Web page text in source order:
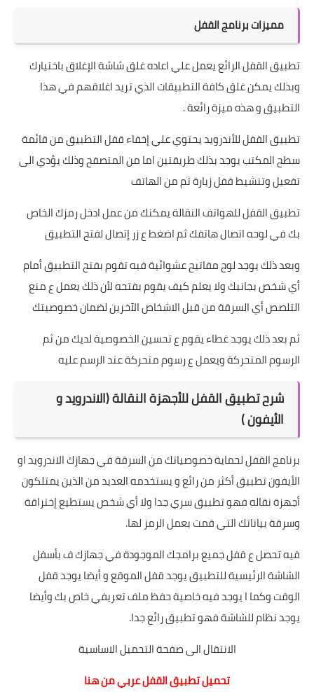
مميزات برنامج القفل
تطبيق القفل الرائع يعمل علي اعاده غلق شاشة الإغلاق باختيارك
وبذلك يمكن غلق كافة التطبيقات الذي تريد اغلاقهم في هذا
التطبيق و هذه ميزة رائعة .
تطبيق القفل للأندرويد يحتوي علي إخفاء قفل التطبيق من قائمة
سطح المكتب يوجد بذلك طريقتين اما من المتصفح وذلك يؤدي الى
تفعيل وتنشيط قفل زيارة ثم من الهاتف
تطبيق القفل للهواتف النقالة يمكنك من عمل ادخل رمزك الخاص
بك في لوحه اتصال هاتفك ثم اضغط ع زر إتصال لفتح التطبيق
وبعد ذلك يوجد لوح مفاتيح عشوائية فبه تقوم بفتح التطبيق أمام
أي شخص بجانبك ولا يعلم كيف يقوم بفتحه لأن ذلك يعمل ع منع
التلصص أي السرقة من قبل الاشخاص الآخرين لضمان خصوصيتك
ثم بعد ذلك يوجد غطاء يقوم ع تحسين الخصوصية لديك من ثم
الرسوم المتحركة ويعمل ع رسوم متحركة عند الرسم عليه
شرح تطبيق القفل للأجهزة النقالة (الاندرويد و
الأيفون )
برنامج القفل لحماية خصوصياتك من السرقة في جهازك الاندرويد او
الأيفون تطبيق أكثر من رائع و يستخدمه العديد من الذين يمتلكون
أجهزة نقاله فهو تطبيق سري جدا ولا أي شخص يستطيع إختراقة
وسرقة بياناتك التي قمت بعمل الرمز لها.
فيه تحصل ع قفل جميع برامجك الموجودة في جهازك ف بأسفل
الشاشة الرئيسية للتطبيق يوجد قفل الموقع و أيضا يوجد قفل
الوقت وكما ا يوجد فيه خاصية حفظ ملف تعريفي خاص بك وأيضا
يوجد نظام للشاشة فهو تطبيق رائع جدا.
الانتقال الى صفحة التحميل الاساسية
تحميل تطبيق القفل عربي من هنا